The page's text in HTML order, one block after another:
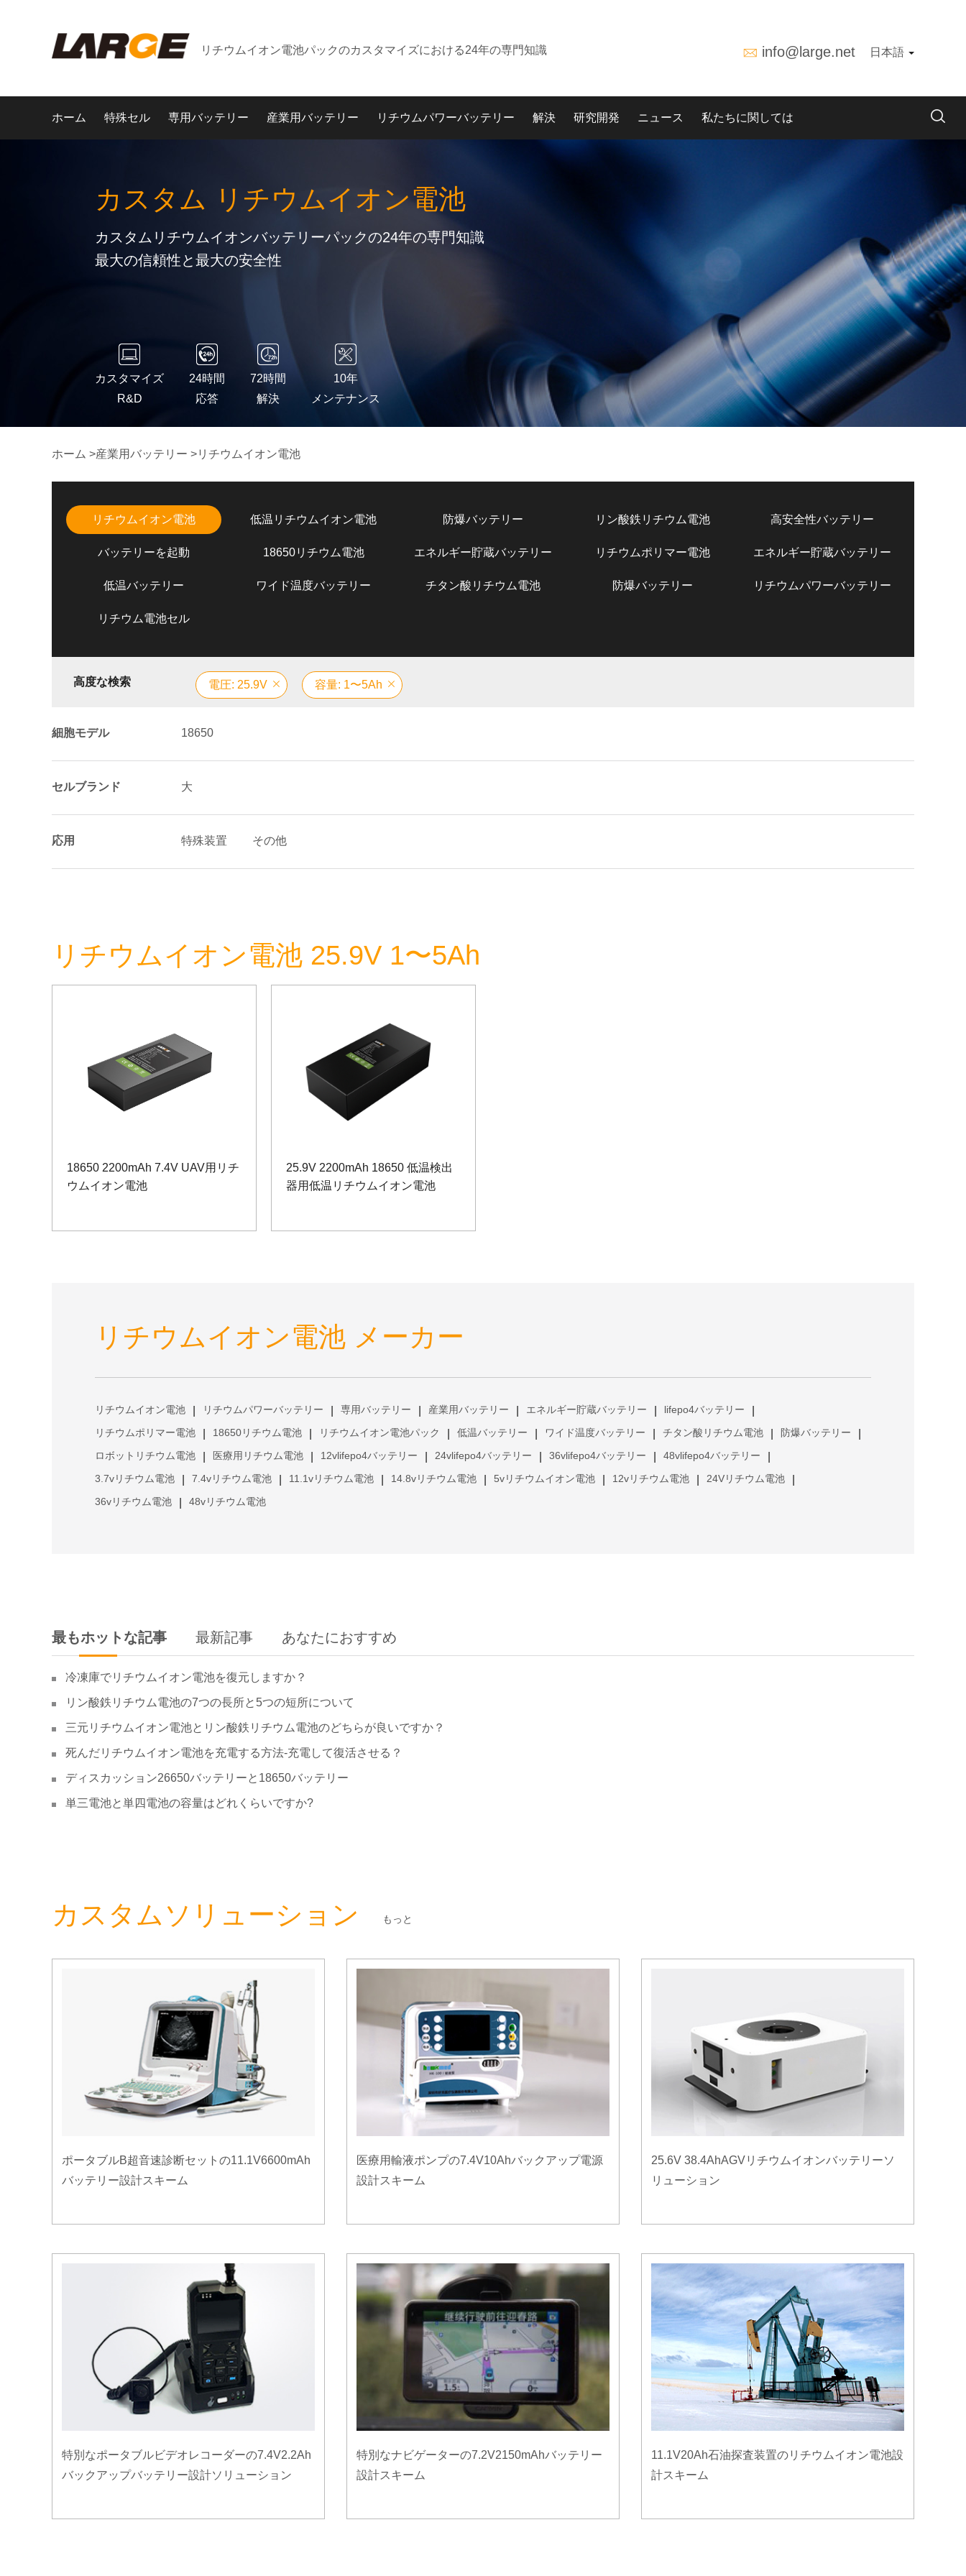
リチウムイオン電池パックのカスタマイズにおける24年の専門知識 info@large.net 日本語
ホーム 特殊セル 専用バッテリー 産業用バッテリー リチウムパワーバッテリー 解決 研究開発 ニュース 私たちに関しては
カスタム リチウムイオン電池
カスタムリチウムイオンバッテリーパックの24年の専門知識
最大の信頼性と最大の安全性
カスタマイズ
R&D
24時間
応答
72時間
解決
10年
メンテナンス
ホーム >産業用バッテリー >リチウムイオン電池
リチウムイオン電池 低温リチウムイオン電池 防爆バッテリー リン酸鉄リチウム電池 高安全性バッテリー
バッテリーを起動 18650リチウム電池 エネルギー貯蔵バッテリー リチウムポリマー電池 エネルギー貯蔵バッテリー
低温バッテリー ワイド温度バッテリー チタン酸リチウム電池 防爆バッテリー リチウムパワーバッテリー
リチウム電池セル
高度な検索 電圧: 25.9V 容量: 1〜5Ah
細胞モデル 18650
セルブランド 大
応用 特殊装置 その他
リチウムイオン電池 25.9V 1〜5Ah
18650 2200mAh 7.4V UAV用リチ
ウムイオン電池
25.9V 2200mAh 18650 低温検出
器用低温リチウムイオン電池
リチウムイオン電池 メーカー
リチウムイオン電池 リチウムパワーバッテリー 専用バッテリー 産業用バッテリー エネルギー貯蔵バッテリー lifepo4バッテリー
リチウムポリマー電池 18650リチウム電池 リチウムイオン電池パック 低温バッテリー ワイド温度バッテリー チタン酸リチウム電池 防爆バッテリー
ロボットリチウム電池 医療用リチウム電池 12vlifepo4バッテリー 24vlifepo4バッテリー 36vlifepo4バッテリー 48vlifepo4バッテリー
3.7vリチウム電池 7.4vリチウム電池 11.1vリチウム電池 14.8vリチウム電池 5vリチウムイオン電池 12vリチウム電池 24Vリチウム電池
36vリチウム電池 48vリチウム電池
最もホットな記事 最新記事 あなたにおすすめ
冷凍庫でリチウムイオン電池を復元しますか？
リン酸鉄リチウム電池の7つの長所と5つの短所について
三元リチウムイオン電池とリン酸鉄リチウム電池のどちらが良いですか？
死んだリチウムイオン電池を充電する方法-充電して復活させる？
ディスカッション26650バッテリーと18650バッテリー
単三電池と単四電池の容量はどれくらいですか?
カスタムソリューション もっと
ポータブルB超音速診断セットの11.1V6600mAh
バッテリー設計スキーム
医療用輸液ポンプの7.4V10Ahバックアップ電源
設計スキーム
25.6V 38.4AhAGVリチウムイオンバッテリーソ
リューション
特別なポータブルビデオレコーダーの7.4V2.2Ah
バックアップバッテリー設計ソリューション
特別なナビゲーターの7.2V2150mAhバッテリー
設計スキーム
11.1V20Ah石油探査装置のリチウムイオン電池設
計スキーム